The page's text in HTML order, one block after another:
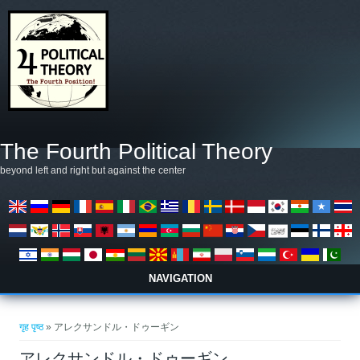
The Fourth Political Theory
beyond left and right but against the center
NAVIGATION
गृह पृष्ठ» アレクサンドル・ドゥーギン